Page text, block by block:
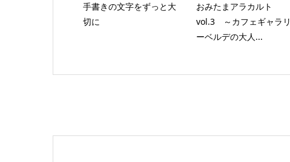
手書きの文字をずっと大
切に
おみたまアラカルト
vol.3 ～カフェギャラリ
ーベルデの大人...